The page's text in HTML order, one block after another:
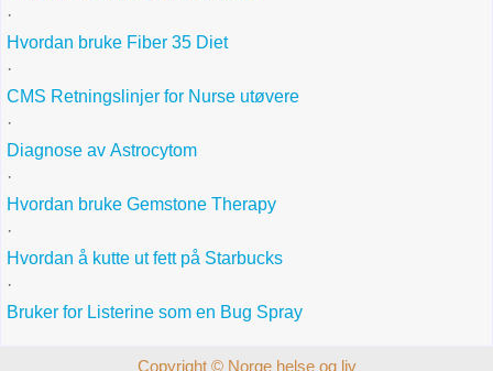
·
Hvordan bruke Fiber 35 Diet
·
CMS Retningslinjer for Nurse utøvere
·
Diagnose av Astrocytom
·
Hvordan bruke Gemstone Therapy
·
Hvordan å kutte ut fett på Starbucks
·
Bruker for Listerine som en Bug Spray
Copyright © Norge helse og liv